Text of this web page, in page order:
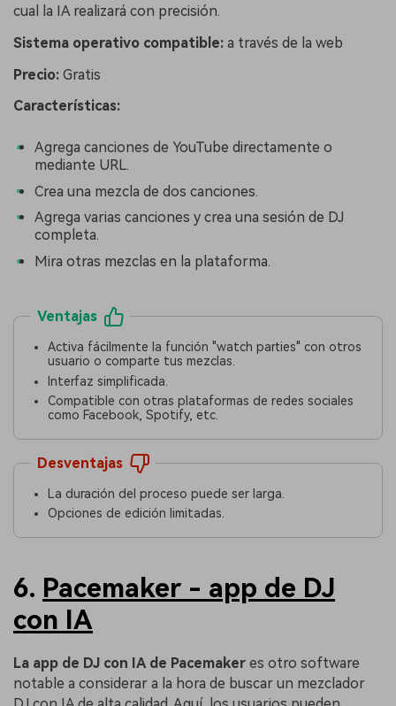
cual la IA realizará con precisión.
Sistema operativo compatible: a través de la web
Precio: Gratis
Características:
Agrega canciones de YouTube directamente o
mediante URL.
Crea una mezcla de dos canciones.
Agrega varias canciones y crea una sesión de DJ
completa.
Mira otras mezclas en la plataforma.
Ventajas
Activa fácilmente la función "watch parties" con otros
usuario o comparte tus mezclas.
Interfaz simplificada.
Compatible con otras plataformas de redes sociales
como Facebook, Spotify, etc.
Desventajas
La duración del proceso puede ser larga.
Opciones de edición limitadas.
6. Pacemaker - app de DJ
con IA
La app de DJ con IA de Pacemaker es otro software
notable a considerar a la hora de buscar un mezclador